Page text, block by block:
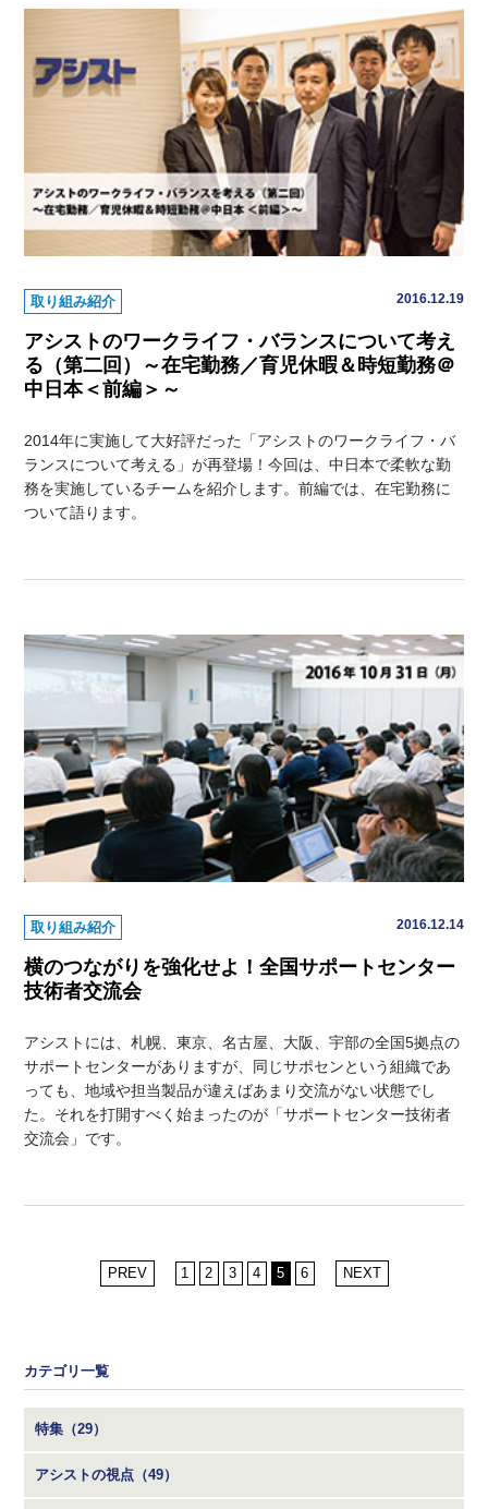
取り組み紹介 2016.12.19
アシストのワークライフ・バランスについて考え
る（第二回）～在宅勤務／育児休暇＆時短勤務＠
中日本＜前編＞～
2014年に実施して大好評だった「アシストのワークライフ・バ
ランスについて考える」が再登場！今回は、中日本で柔軟な勤
務を実施しているチームを紹介します。前編では、在宅勤務に
ついて語ります。
取り組み紹介 2016.12.14
横のつながりを強化せよ！全国サポートセンター
技術者交流会
アシストには、札幌、東京、名古屋、大阪、宇部の全国5拠点の
サポートセンターがありますが、同じサポセンという組織であ
っても、地域や担当製品が違えばあまり交流がない状態でし
た。それを打開すべく始まったのが「サポートセンター技術者
交流会」です。
PREV 1 2 3 4 5 6 NEXT
カテゴリ一覧
特集（29）
アシストの視点（49）